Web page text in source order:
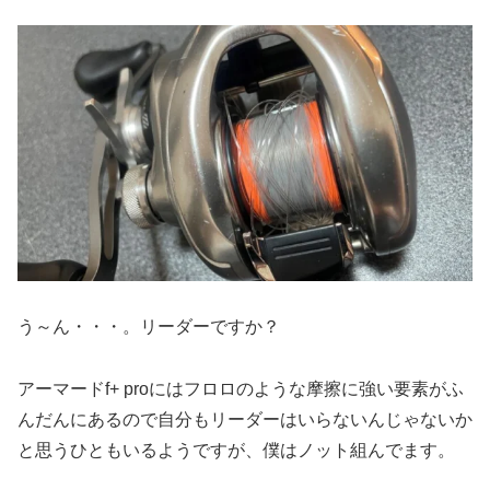
う～ん・・・。リーダーですか？
アーマードf+ proにはフロロのような摩擦に強い要素がふ
んだんにあるので自分もリーダーはいらないんじゃないか
と思うひともいるようですが、僕はノット組んでます。